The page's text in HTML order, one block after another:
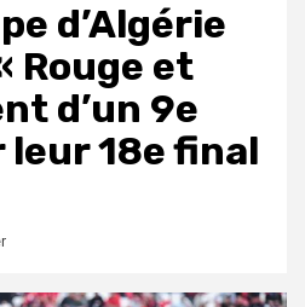
d’Algérie
Rouge et
d’un 9e
18e final